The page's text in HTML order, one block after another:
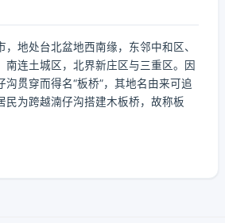
地处台北盆地西南缘，东邻中和区、
南连土城区，北界新庄区与三重区。因
贯穿而得名“板桥”，其地名由来可追
民为跨越湳仔沟搭建木板桥，故称板